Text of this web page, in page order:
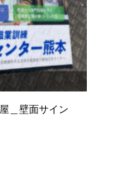
＿壁面サイン